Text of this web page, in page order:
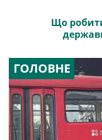
Що
ГОЛОВНЕ